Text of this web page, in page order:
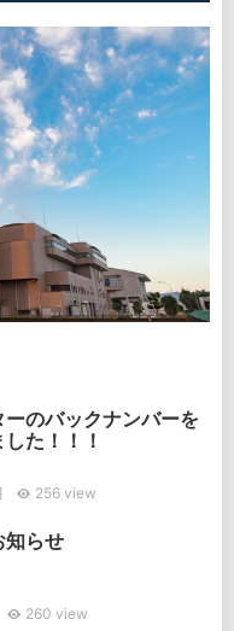
のバックナンバーを
た！！！
256 view
知らせ
260 view